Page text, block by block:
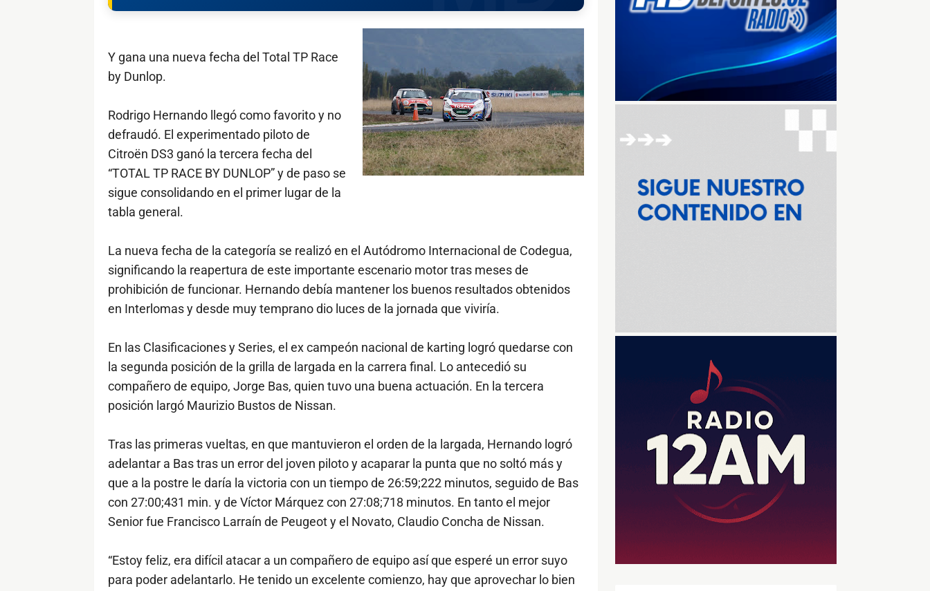
Y gana una nueva fecha del Total TP Race
by Dunlop.
Rodrigo Hernando llegó como favorito y no
defraudó. El experimentado piloto de
Citroën DS3 ganó la tercera fecha del
“TOTAL TP RACE BY DUNLOP” y de paso se
sigue consolidando en el primer lugar de la
tabla general.
La nueva fecha de la categoría se realizó en el Autódromo Internacional de Codegua,
significando la reapertura de este importante escenario motor tras meses de
prohibición de funcionar. Hernando debía mantener los buenos resultados obtenidos
en Interlomas y desde muy temprano dio luces de la jornada que viviría.
En las Clasificaciones y Series, el ex campeón nacional de karting logró quedarse con
la segunda posición de la grilla de largada en la carrera final. Lo antecedió su
compañero de equipo, Jorge Bas, quien tuvo una buena actuación. En la tercera
posición largó Maurizio Bustos de Nissan.
Tras las primeras vueltas, en que mantuvieron el orden de la largada, Hernando logró
adelantar a Bas tras un error del joven piloto y acaparar la punta que no soltó más y
que a la postre le daría la victoria con un tiempo de 26:59;222 minutos, seguido de Bas
con 27:00;431 min. y de Víctor Márquez con 27:08;718 minutos. En tanto el mejor
Senior fue Francisco Larraín de Peugeot y el Novato, Claudio Concha de Nissan.
“Estoy feliz, era difícil atacar a un compañero de equipo así que esperé un error suyo
para poder adelantarlo. He tenido un excelente comienzo, hay que aprovechar lo bien